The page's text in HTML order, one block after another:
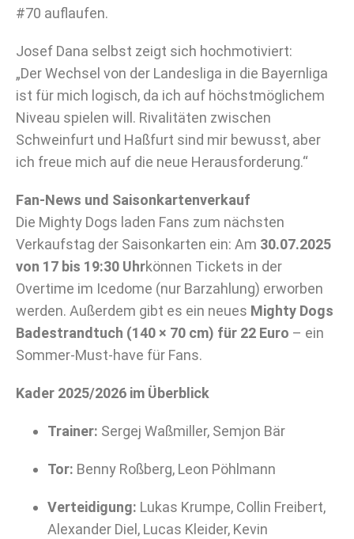
#70 auflaufen.
Josef Dana selbst zeigt sich hochmotiviert:
„Der Wechsel von der Landesliga in die Bayernliga
ist für mich logisch, da ich auf höchstmöglichem
Niveau spielen will. Rivalitäten zwischen
Schweinfurt und Haßfurt sind mir bewusst, aber
ich freue mich auf die neue Herausforderung.“
Fan-News und Saisonkartenverkauf
Die Mighty Dogs laden Fans zum nächsten
Verkaufstag der Saisonkarten ein: Am 30.07.2025
von 17 bis 19:30 Uhrkönnen Tickets in der
Overtime im Icedome (nur Barzahlung) erworben
werden. Außerdem gibt es ein neues Mighty Dogs
Badestrandtuch (140 × 70 cm) für 22 Euro – ein
Sommer-Must-have für Fans.
Kader 2025/2026 im Überblick
Trainer: Sergej Waßmiller, Semjon Bär
Tor: Benny Roßberg, Leon Pöhlmann
Verteidigung: Lukas Krumpe, Collin Freibert,
Alexander Diel, Lucas Kleider, Kevin